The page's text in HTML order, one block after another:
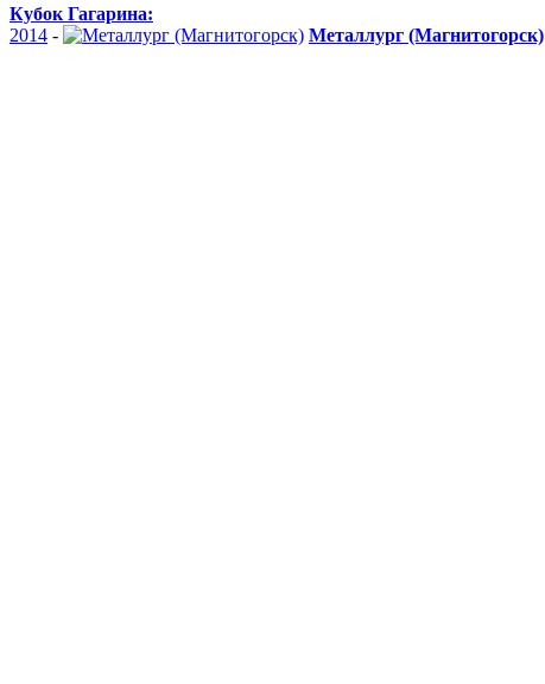
Кубок Гагарина:
2014 - Металлург (Магнитогорск)